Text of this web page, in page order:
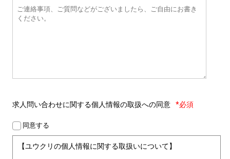
求人問い合わせに関する個人情報の取扱への同意 *必須
同意する
【ユウクリの個人情報に関する取扱いについて】